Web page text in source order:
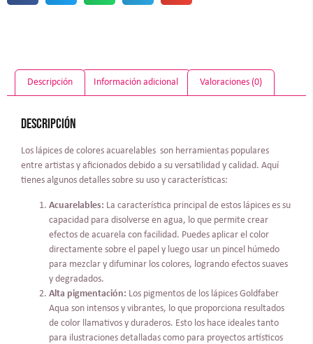
Descripción Información adicional Valoraciones (0)
Descripción
Los lápices de colores acuarelables son herramientas populares
entre artistas y aficionados debido a su versatilidad y calidad. Aquí
tienes algunos detalles sobre su uso y características:
Acuarelables: La característica principal de estos lápices es su
capacidad para disolverse en agua, lo que permite crear
efectos de acuarela con facilidad. Puedes aplicar el color
directamente sobre el papel y luego usar un pincel húmedo
para mezclar y difuminar los colores, logrando efectos suaves
y degradados.
Alta pigmentación: Los pigmentos de los lápices Goldfaber
Aqua son intensos y vibrantes, lo que proporciona resultados
de color llamativos y duraderos. Esto los hace ideales tanto
para ilustraciones detalladas como para proyectos artísticos